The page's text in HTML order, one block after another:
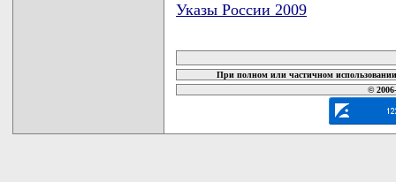
Указы России 2009
При полном или частичном
©